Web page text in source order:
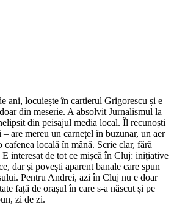
ani, locuiește în cartierul Grigorescu și e
din meserie. A absolvit Jurnalismul la
din peisajul media local. Îl recunoști
are mereu un carnețel în buzunar, un aer
cafenea locală în mână. Scrie clar, fără
interesat de tot ce mișcă în Cluj: inițiative
dar și povești aparent banale care spun
Pentru Andrei, azi în Cluj nu e doar
față de orașul în care s-a născut și pe
zi de zi.